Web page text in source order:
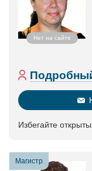
Нет на сайте
Избегайте
Магистр